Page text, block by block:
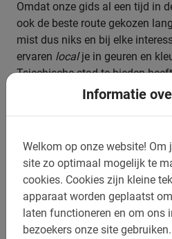
Informatie
Welkom op onze website! Om
site zo optimaal mogelijk te
cookies. Cookies zijn kleine
apparaat worden geplaatst
laten functioneren en om ons
bezoekers onze site gebruiken.
Omdat onze gids al een tijd in
ook de beste route gekozen
mist dus niks en bij elke
ervaren localje in geuren en
Tsjechische stad te bieden
eeuwenlang een belangrijk
de Moldau te kennen.
Boek nu eenvoudig